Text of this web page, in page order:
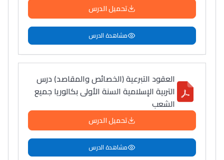
تحميل الدرس
مشاهدة الدرس
العقود التبرعية (الخصائص والمقاصد) درس
التربية الإسلامية السنة الأولى بكالوريا جميع
الشعب
تحميل الدرس
مشاهدة الدرس